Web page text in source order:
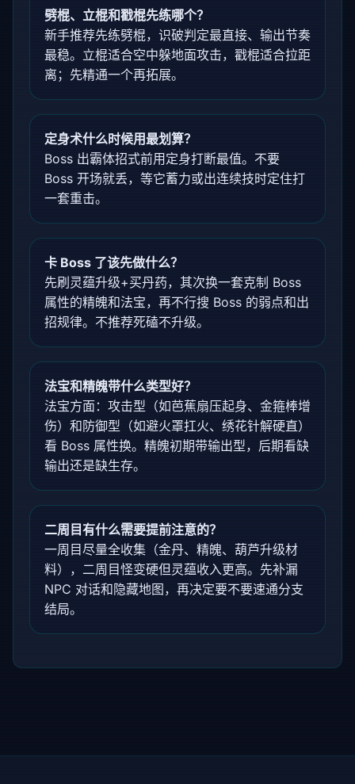
劈棍、立棍和戳棍先练哪个？
新手推荐先练劈棍，识破判定最直接、输出节奏
最稳。立棍适合空中躲地面攻击，戳棍适合拉距
离；先精通一个再拓展。
定身术什么时候用最划算？
Boss 出霸体招式前用定身打断最值。不要
Boss 开场就丢，等它蓄力或出连续技时定住打
一套重击。
卡 Boss 了该先做什么？
先刷灵蕴升级+买丹药，其次换一套克制 Boss
属性的精魄和法宝，再不行搜 Boss 的弱点和出
招规律。不推荐死磕不升级。
法宝和精魄带什么类型好？
法宝方面：攻击型（如芭蕉扇压起身、金箍棒增
伤）和防御型（如避火罩扛火、绣花针解硬直）
看 Boss 属性换。精魄初期带输出型，后期看缺
输出还是缺生存。
二周目有什么需要提前注意的？
一周目尽量全收集（金丹、精魄、葫芦升级材
料），二周目怪变硬但灵蕴收入更高。先补漏
NPC 对话和隐藏地图，再决定要不要速通分支
结局。